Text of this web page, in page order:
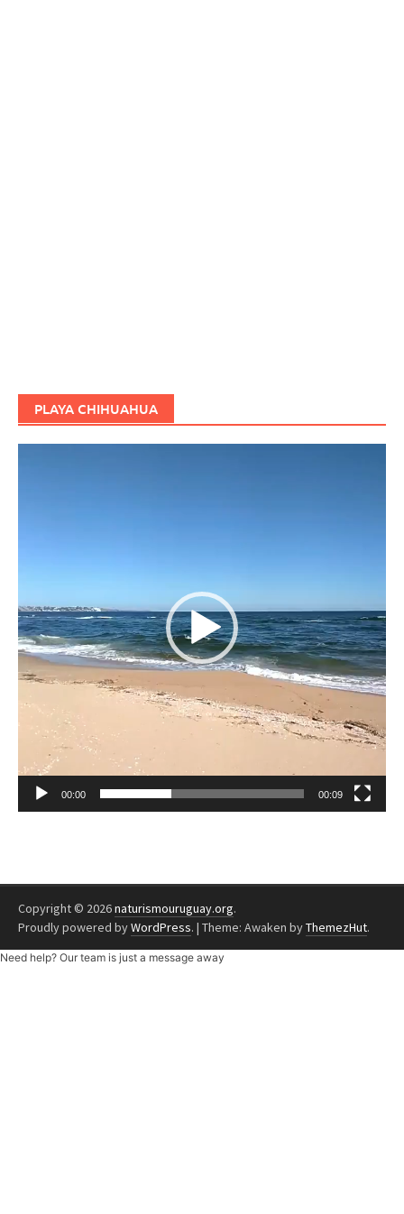
PLAYA CHIHUAHUA
00:00 00:09
Copyright © 2026naturismouruguay.org.
Proudly powered byWordPress. | Theme: Awaken byThemezHut.
Need help? Our team is just a message away